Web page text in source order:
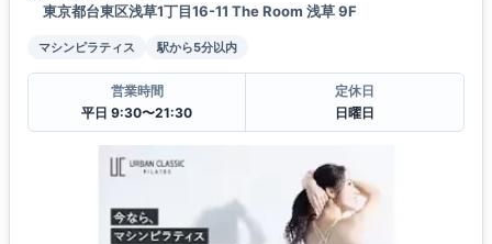
東京都台東区浅草1丁目16-11 The Room 浅草 9F
マシンピラティス 駅から5分以内
営業時間
平日 9:30〜21:30
定休日
日曜日